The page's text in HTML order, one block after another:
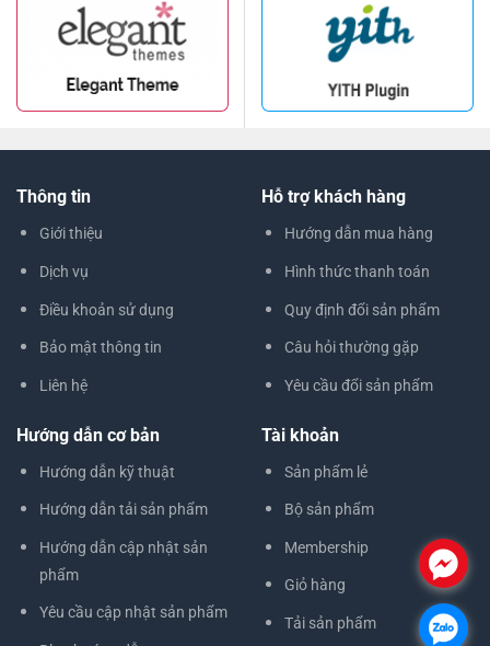
Thông tin
Giới thiệu
Dịch vụ
Điều khoản sử dụng
Bảo mật thông tin
Liên hệ
Hỗ trợ khách hàng
Hướng dẫn mua hàng
Hình thức thanh toán
Quy định đổi sản phẩm
Câu hỏi thường gặp
Yêu cầu đổi sản phẩm
Hướng dẫn cơ bản
Hướng dẫn kỹ thuật
Hướng dẫn tải sản phẩm
Hướng dẫn cập nhật sản
phẩm
Yêu cầu cập nhật sản phẩm
Tài khoản
Sản phẩm lẻ
Bộ sản phẩm
Membership
Giỏ hàng
Tải sản phẩm
.
.